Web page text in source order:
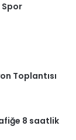
Spor
Toplantısı
8 saatlik